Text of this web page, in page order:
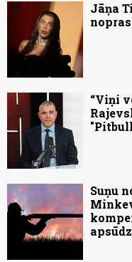
Jāņa
“Viņi
Suņu